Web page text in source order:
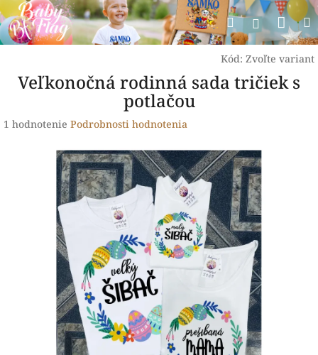
Prejsť
na
obsah
Hľadať
Kód: Zvoľte variant
Veľkonočná rodinná sada tričiek s
potlačou
Priemerné
hviezdičiek.
1 hodnotenie Podrobnosti hodnotenia